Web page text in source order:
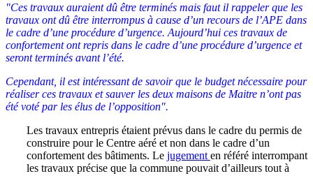
"Ces travaux auraient dû être terminés mais faut il rappeler que les
travaux ont dû être interrompus à cause d’un recours de l’APE dans
le cadre d’une procédure d’urgence. Aujourd’hui ces travaux de
confortement ont repris dans le cadre d’une procédure d’urgence et
seront terminés avant l’été.
Cependant, il est intéressant de savoir que le budget nécessaire pour
réaliser ces travaux et sauver les deux maisons de Maitre n’ont pas
été voté par les élus de l’opposition".
Les travaux entrepris étaient prévus dans le cadre du permis de
construire pour le Centre aéré et non dans le cadre d’un
confortement des bâtiments. Le jugement en référé interrompant
les travaux précise que la commune pouvait d’ailleurs tout à